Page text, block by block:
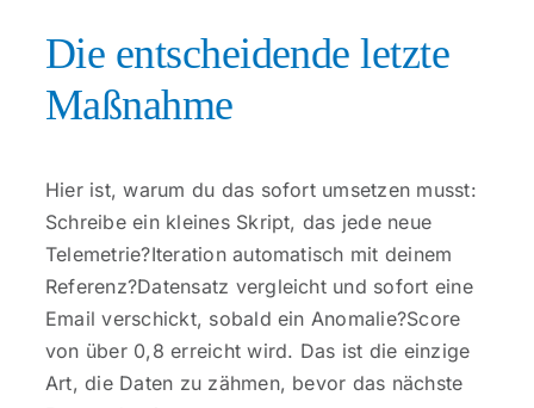
Die entscheidende letzte
Maßnahme
Hier ist, warum du das sofort umsetzen musst:
Schreibe ein kleines Skript, das jede neue
Telemetrie?Iteration automatisch mit deinem
Referenz?Datensatz vergleicht und sofort eine
Email verschickt, sobald ein Anomalie?Score
von über 0,8 erreicht wird. Das ist die einzige
Art, die Daten zu zähmen, bevor das nächste